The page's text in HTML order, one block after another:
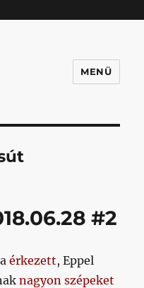
MENÜ
#2
érkezett, Eppel
nagyon szépeket